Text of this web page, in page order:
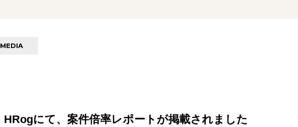
MEDIA
HRogにて、案件倍率レポートが掲載されました